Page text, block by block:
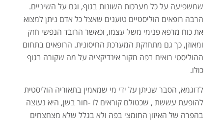
שמשפיעה על כל מערכות השונות בגוף, וגם על השיניים.
הרבה רופאים הוליסטיים טוענים שאצל כל אדם ניתן למצוא
את כוח מרפא פנימי משל עצמו, וכאשר הרובד הנפשי חזק
ומאוזן, כך גם מתחזקת המערכת החיסונית. הרופאים בתחום
ההוליסטי רואים בפה מקור אינדיקציה על מה שקורה בגוף
כולו.
לדוגמא, הסבר שניתן על ידי מי שמאמין בתאוריה הוליסטית
להופעת עששת , שכטולם קוראים לו -חור בשן, היא נעוצה
בהפרה של האיזון החומצי בפה ולא בגלל שלא מצחצחים